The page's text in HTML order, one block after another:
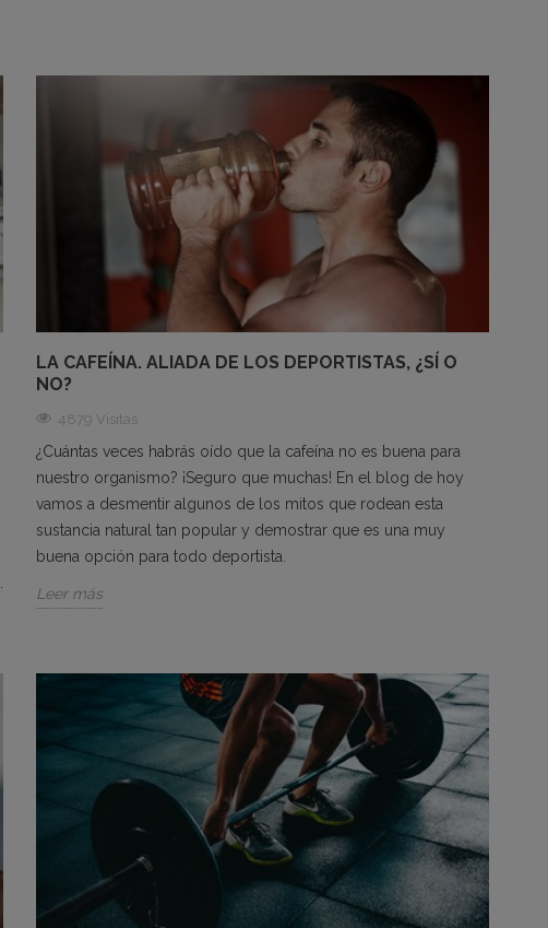
LA CAFEÍNA. ALIADA DE LOS DEPORTISTAS, ¿SÍ O
NO?
4879 Visitas
¿Cuántas veces habrás oído que la cafeína no es buena para
nuestro organismo? ¡Seguro que muchas! En el blog de hoy
vamos a desmentir algunos de los mitos que rodean esta
sustancia natural tan popular y demostrar que es una muy
buena opción para todo deportista.
Leer más